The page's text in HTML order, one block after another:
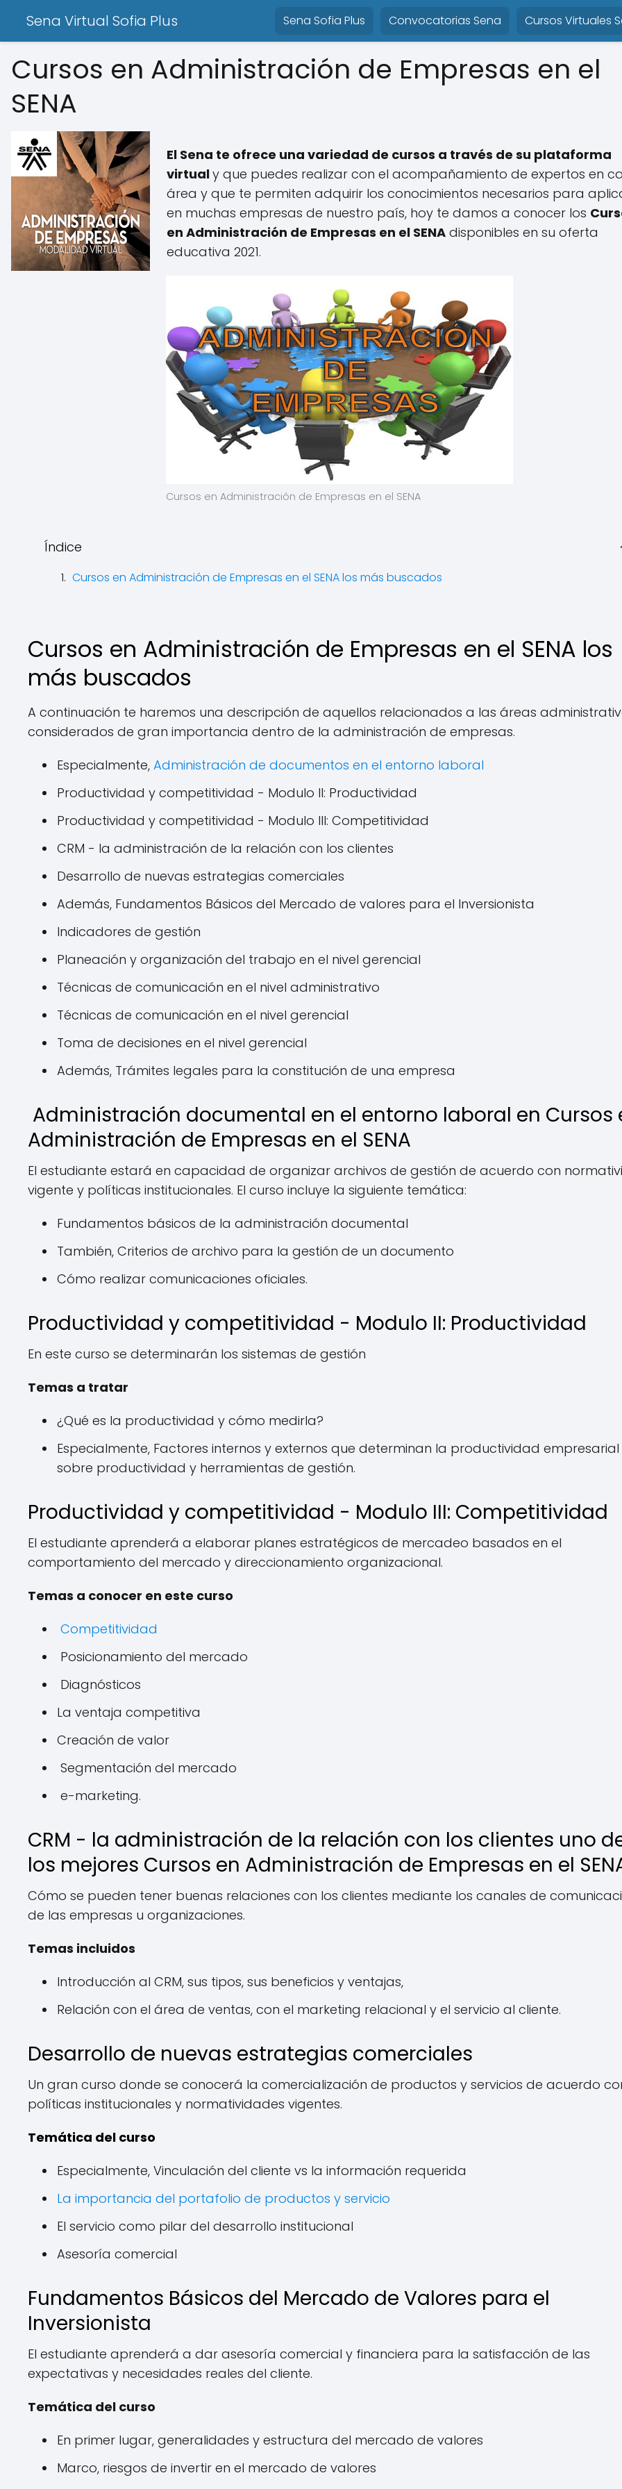
Sena Virtual Sofia Plus Sena Sofia Plus Convocatorias Sena Cursos Virtuales
Cursos en Administración de Empresas en el
SENA
El Sena te ofrece una variedad de cursos a través de su plataforma
virtualy que puedes realizar con el acompañamiento de expertos en
área y que te permiten adquirir los conocimientos necesarios para
en muchas empresas de nuestro país, hoy te damos a conocer los
en Administración de Empresas en el SENA disponibles en su oferta
educativa 2021.
Cursos en Administración de Empresas en el SENA
Índice
Cursos en Administración de Empresas en el SENA los más buscados
Cursos en Administración de Empresas en el SENA los
más buscados
A continuación te haremos una descripción de aquellos relacionados a las áreas
considerados de gran importancia dentro de la administración de empresas.
Especialmente, Administración de documentos en el entorno laboral
Productividad y competitividad - Modulo II: Productividad
Productividad y competitividad - Modulo III: Competitividad
CRM - la administración de la relación con los clientes
Desarrollo de nuevas estrategias comerciales
Además, Fundamentos Básicos del Mercado de valores para el Inversionista
Indicadores de gestión
Planeación y organización del trabajo en el nivel gerencial
Técnicas de comunicación en el nivel administrativo
Técnicas de comunicación en el nivel gerencial
Toma de decisiones en el nivel gerencial
Además, Trámites legales para la constitución de una empresa
Administración documental en el entorno laboral en Cursos
Administración de Empresas en el SENA
El estudiante estará en capacidad de organizar archivos de gestión de acuerdo con
vigente y políticas institucionales. El curso incluye la siguiente temática:
Fundamentos básicos de la administración documental
También, Criterios de archivo para la gestión de un documento
Cómo realizar comunicaciones oficiales.
Productividad y competitividad - Modulo II: Productividad
En este curso se determinarán los sistemas de gestión
Temas a tratar
¿Qué es la productividad y cómo medirla?
Especialmente, Factores internos y externos que determinan la productividad empresarial
sobre productividad y herramientas de gestión.
Productividad y competitividad - Modulo III: Competitividad
El estudiante aprenderá a elaborar planes estratégicos de mercadeo basados en el
comportamiento del mercado y direccionamiento organizacional.
Temas a conocer en este curso
Competitividad
Posicionamiento del mercado
Diagnósticos
La ventaja competitiva
Creación de valor
Segmentación del mercado
e-marketing.
CRM - la administración de la relación con los clientes uno
los mejores Cursos en Administración de Empresas en el
Cómo se pueden tener buenas relaciones con los clientes mediante los canales de
de las empresas u organizaciones.
Temas incluidos
Introducción al CRM, sus tipos, sus beneficios y ventajas,
Relación con el área de ventas, con el marketing relacional y el servicio al cliente.
Desarrollo de nuevas estrategias comerciales
Un gran curso donde se conocerá la comercialización de productos y servicios de acuerdo
políticas institucionales y normatividades vigentes.
Temática del curso
Especialmente, Vinculación del cliente vs la información requerida
La importancia del portafolio de productos y servicio
El servicio como pilar del desarrollo institucional
Asesoría comercial
Fundamentos Básicos del Mercado de Valores para el
Inversionista
El estudiante aprenderá a dar asesoría comercial y financiera para la satisfacción de las
expectativas y necesidades reales del cliente.
Temática del curso
En primer lugar, generalidades y estructura del mercado de valores
Marco, riesgos de invertir en el mercado de valores